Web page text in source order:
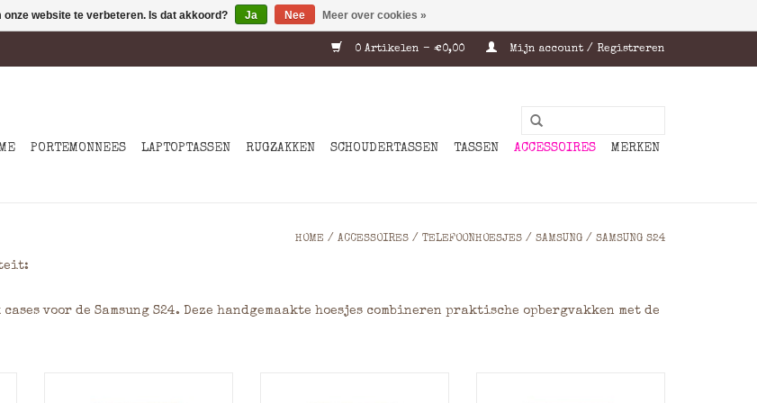
0 Artikelen - €0,00 Mijn account / Registreren
PORTEMONNEES LAPTOPTASSEN RUGZAKKEN SCHOUDERTASSEN TASSEN ACCESSOIRES MERKEN
HOME / ACCESSOIRES / TELEFOONHOESJES / SAMSUNG / SAMSUNG S24
voor de Samsung S24. Deze handgemaakte hoesjes combineren praktische opbergvakken met de
onze website te verbeteren. Is dat akkoord? Ja Nee Meer over cookies »